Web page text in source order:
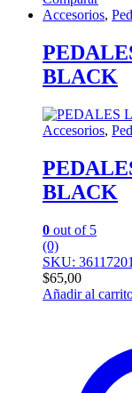
Accesorios,
BLACK
Accesorios,
BLACK
0 out of 5
(0)
SKU:
$65,00
Añadir al